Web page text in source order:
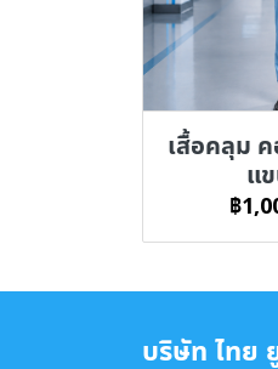
เสื้อคลุม
แ
฿
บริษัท ไทย